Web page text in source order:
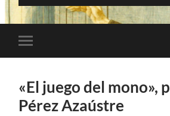
Alternar
el
móvil
«El juego del mono»,
Pérez Azaústre